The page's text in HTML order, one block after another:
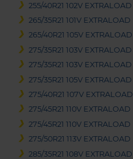
255/40R21 102V EXTRALOAD
265/35R21 101V EXTRALOAD
265/40R21 105V EXTRALOAD
275/35R21 103V EXTRALOAD
275/35R21 103V EXTRALOAD
275/35R21 105V EXTRALOAD
275/40R21 107V EXTRALOAD
275/45R21 110V EXTRALOAD
275/45R21 110V EXTRALOAD
275/50R21 113V EXTRALOAD
285/35R21 108V EXTRALOAD